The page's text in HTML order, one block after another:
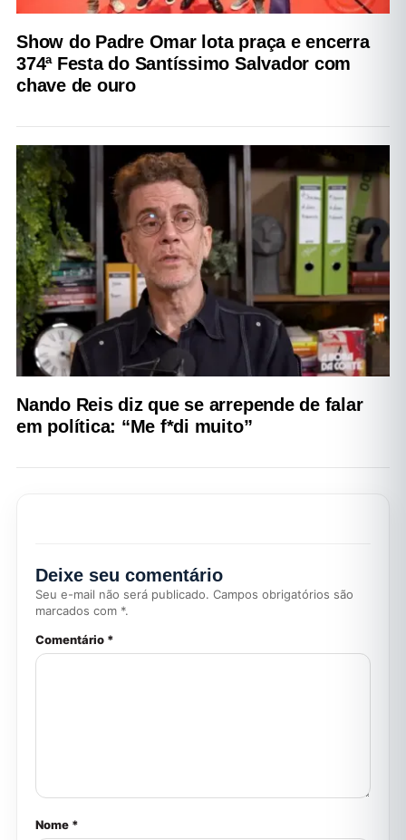
Show do Padre Omar lota praça e encerra
374ª Festa do Santíssimo Salvador com
chave de ouro
Nando Reis diz que se arrepende de falar
em política: “Me f*di muito”
Deixe seu comentário
Seu e-mail não será publicado. Campos obrigatórios são
marcados com *.
Comentário *
Nome *